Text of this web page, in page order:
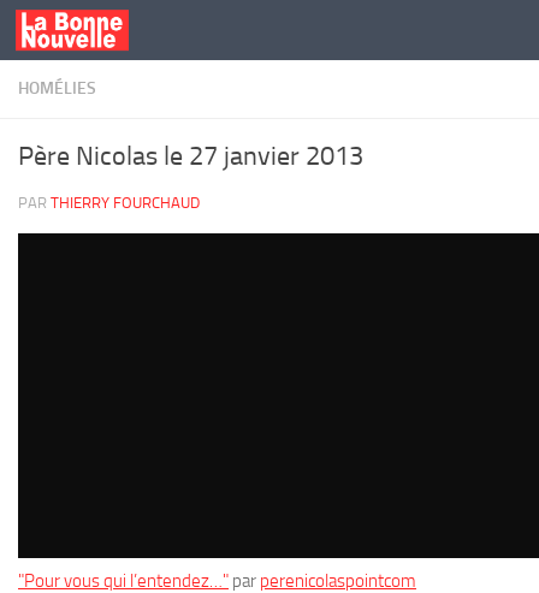
Skip to content
HOMÉLIES
Père Nicolas le 27 janvier 2013
PAR THIERRY FOURCHAUD
"Pour vous qui l’entendez…" par perenicolaspointcom